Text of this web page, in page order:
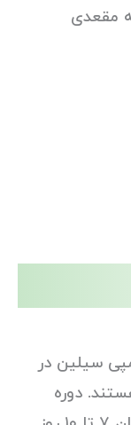
مقعدی
سیلین در
دوره